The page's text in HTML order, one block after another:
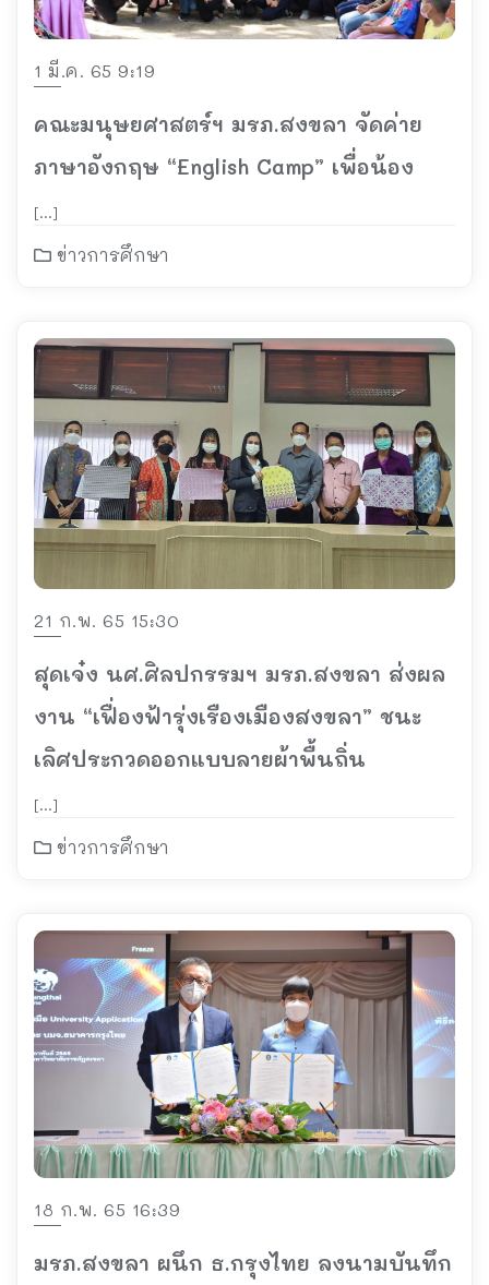
1 มี.ค. 65 9:19
คณะมนุษยศาสตร์ฯ มรภ.สงขลา จัดค่าย
ภาษาอังกฤษ “English Camp” เพื่อน้อง
[…]
ข่าวการศึกษา
21 ก.พ. 65 15:30
สุดเจ๋ง นศ.ศิลปกรรมฯ มรภ.สงขลา ส่งผล
งาน “เฟื่องฟ้ารุ่งเรืองเมืองสงขลา” ชนะ
เลิศประกวดออกแบบลายผ้าพื้นถิ่น
[…]
ข่าวการศึกษา
18 ก.พ. 65 16:39
มรภ.สงขลา ผนึก ธ.กรุงไทย ลงนามบันทึก